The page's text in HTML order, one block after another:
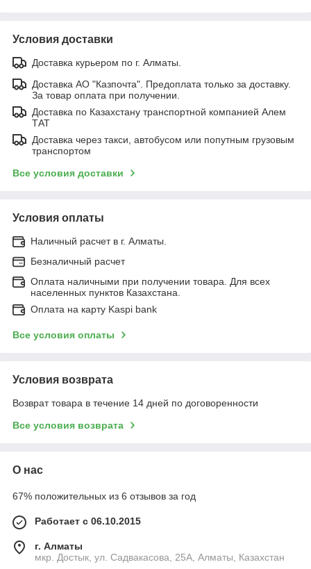
Условия доставки
Доставка курьером по г. Алматы.
Доставка АО "Казпочта". Предоплата только за доставку.
За товар оплата при получении.
Доставка по Казахстану транспортной компанией Алем
ТАТ
Доставка через такси, автобусом или попутным грузовым
транспортом
Все условия доставки
Условия оплаты
Наличный расчет в г. Алматы.
Безналичный расчет
Оплата наличными при получении товара. Для всех
населенных пунктов Казахстана.
Оплата на карту Kaspi bank
Все условия оплаты
Условия возврата
Возврат товара в течение 14 дней по договоренности
Все условия возврата
О нас
67% положительных из 6 отзывов за год
Работает с 06.10.2015
г. Алматы
мкр. Достык, ул. Садвакасова, 25А, Алматы, Казахстан